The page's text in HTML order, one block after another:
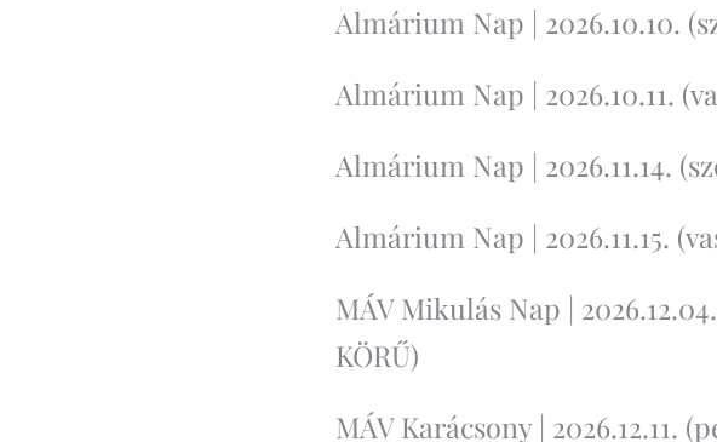
Almárium Nap | 2026.10.10.
Almárium Nap | 2026.10.11.
Almárium Nap | 2026.11.14.
Almárium Nap | 2026.11.15.
MÁV Mikulás Nap |
KÖRŰ)
MÁV Karácsony | 2026.12.11.